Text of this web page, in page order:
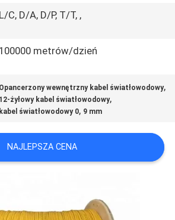
L/C, D/A, D/P, T/T, ,
100000 metrów/dzień
Opancerzony wewnętrzny kabel światłowodowy,
12-żyłowy kabel światłowodowy,
kabel światłowodowy 0, 9 mm
NAJLEPSZA CENA